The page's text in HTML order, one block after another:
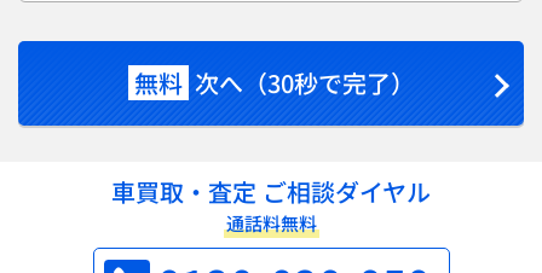
無料 次へ（30秒で完了）
車買取・査定 ご相談ダイヤル
通話料無料